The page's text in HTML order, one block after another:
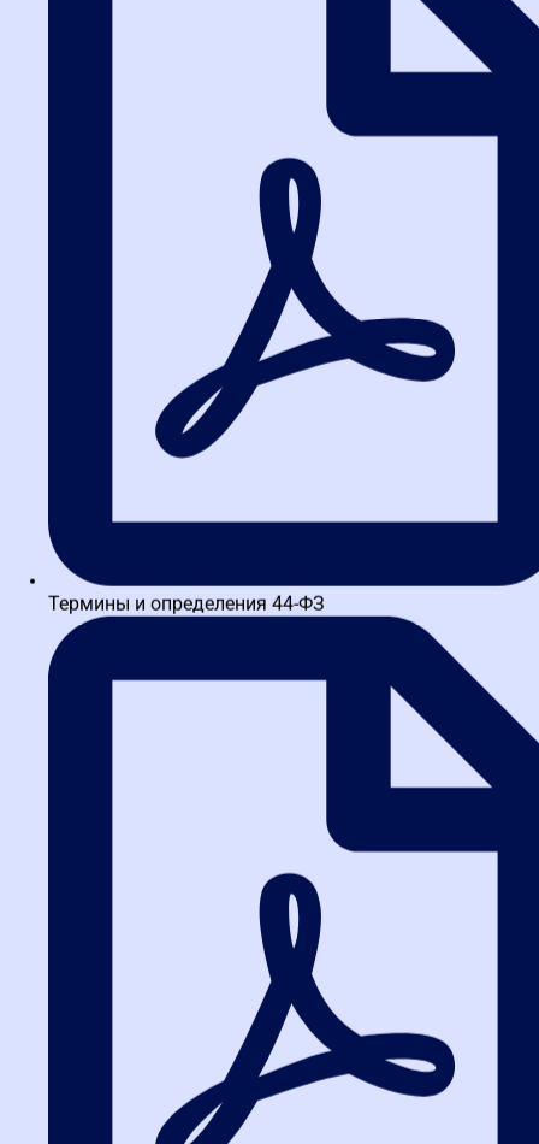
Термины и определения 44-ФЗ
Белгородская школа закупок
ИНН 3664229682 КПП 366401001 ОГРН 1173600010121
Белгород, ул. Князя Трубецкого, 24